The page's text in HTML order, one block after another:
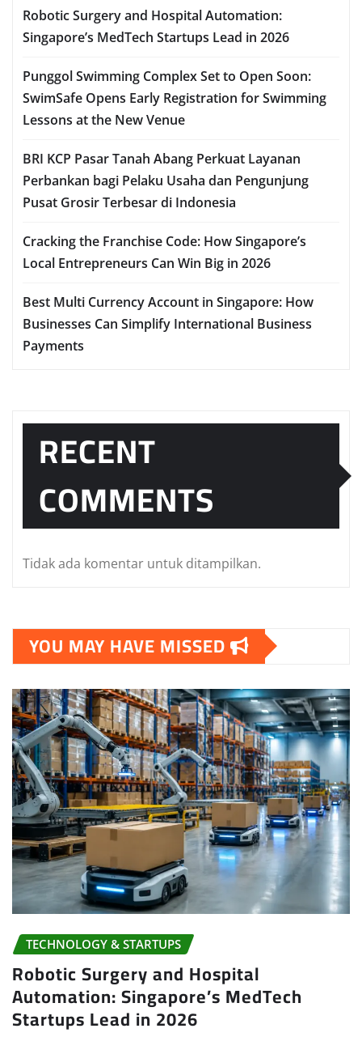
Robotic Surgery and Hospital Automation:
Singapore’s MedTech Startups Lead in 2026
Punggol Swimming Complex Set to Open Soon:
SwimSafe Opens Early Registration for Swimming
Lessons at the New Venue
BRI KCP Pasar Tanah Abang Perkuat Layanan
Perbankan bagi Pelaku Usaha dan Pengunjung
Pusat Grosir Terbesar di Indonesia
Cracking the Franchise Code: How Singapore’s
Local Entrepreneurs Can Win Big in 2026
Best Multi Currency Account in Singapore: How
Businesses Can Simplify International Business
Payments
RECENT
COMMENTS
Tidak ada komentar untuk ditampilkan.
YOU MAY HAVE MISSED
TECHNOLOGY & STARTUPS
Robotic Surgery and Hospital
Automation: Singapore’s MedTech
Startups Lead in 2026